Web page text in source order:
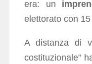
era: un
elettorato con
A distanza di
costituzionale”